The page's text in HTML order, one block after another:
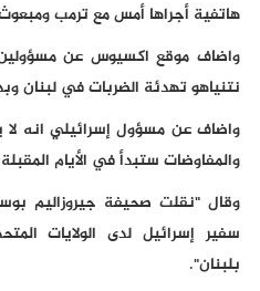
هاتفية أجراها أمس مع ترمب
واضاف موقع اكسيوس عن
نتنياهو تهدئة الضربات في لبنان
واضاف عن مسؤول إسرائيلي انه لا
والمفاوضات ستبدأ في الأيام
وقال "نقلت صحيفة جيروزاليم
سفير إسرائيل لدى الولايات
بلبنان".